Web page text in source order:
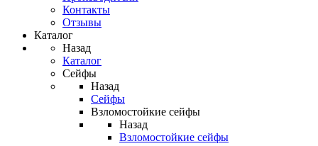
Контакты
Отзывы
Каталог
Назад
Каталог
Сейфы
Назад
Сейфы
Взломостойкие сейфы
Назад
Взломостойкие сейфы